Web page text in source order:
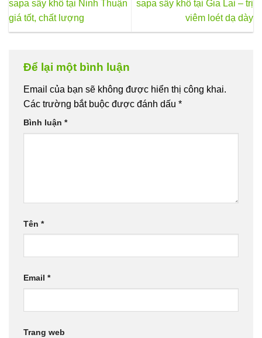
sapa sấy khô tại Ninh Thuận
giá tốt, chất lượng
sapa sấy khô tại Gia Lai – trị
viêm loét dạ dày
Để lại một bình luận
Email của bạn sẽ không được hiển thị công khai.
Các trường bắt buộc được đánh dấu *
Bình luận *
Tên *
Email *
Trang web